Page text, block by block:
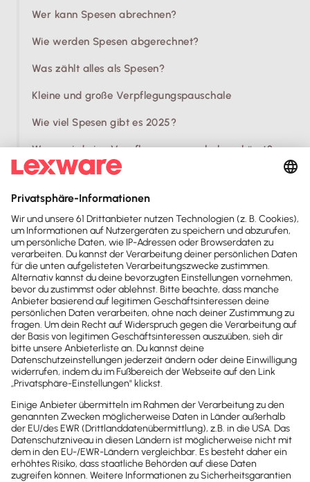
Wer kann Spesen abrechnen?
Wie werden Spesen abgerechnet?
Was zählt alles als Spesen?
Kleine und große Verpflegungspauschale
Wie viel Spesen gibt es 2025?
Wann wird eine Verpflegungspauschale gekürzt?
So berechnen Unternehmer und Selbstständige
Übernachtungs- und Reisekosten
Drucken / PDF speichern
Hinweis: Gendergerechte Sprache ist uns wichtig. Daher verwenden
wir auf diesem Portal, wann immer möglich, genderneutrale
Bezeichnungen. Daneben weichen wir auf das generische Maskulinum
aus. Hiermit sind ausdrücklich alle Geschlechter (m/w/d) mitgemeint.
Diese Vorgehensweise hat lediglich redaktionelle Gründe und
beinhaltet keinerlei Wertung.
Jetzt Lexware Office
erleben